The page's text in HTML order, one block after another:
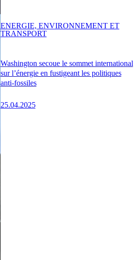
Washington secoue le sommet international
sur l’énergie en fustigeant les politiques
anti-fossiles
25.04.2025
ENERGIE, ENVIRONNEMENT ET
TRANSPORT